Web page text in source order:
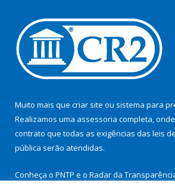
Muito mais que criar site ou sistema para
Realizamos uma assessoria completa,
contrato que todas as exigências das leis
pública serão atendidas.
Conheça o PNTP e o Radar da